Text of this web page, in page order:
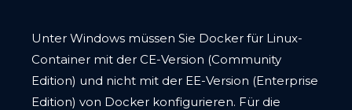
Unter Windows müssen Sie Docker für Linux-
Container mit der CE-Version (Community
Edition) und nicht mit der EE-Version (Enterprise
Edition) von Docker konfigurieren. Für die